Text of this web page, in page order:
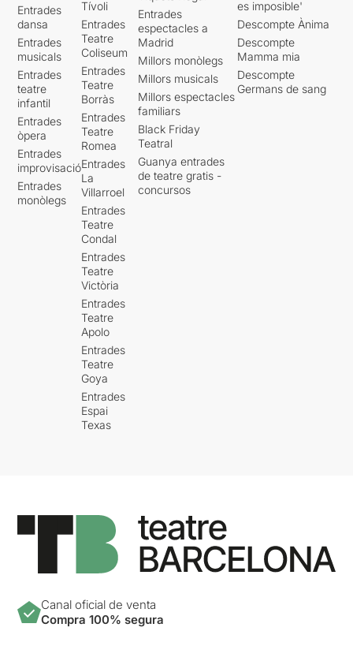
Entrades
dansa
Entrades
musicals
Entrades
teatre
infantil
Entrades
òpera
Entrades
improvisació
Entrades
monòlegs
Tívoli
Entrades
Teatre
Coliseum
Entrades
Teatre
Borràs
Entrades
Teatre
Romea
Entrades
La
Villarroel
Entrades
Teatre
Condal
Entrades
Teatre
Victòria
Entrades
Teatre
Apolo
Entrades
Teatre
Goya
Entrades
Espai
Texas
Entrades
espectacles a
Madrid
Millors monòlegs
Millors musicals
Millors espectacles
familiars
Black Friday
Teatral
Guanya entrades
de teatre gratis -
concursos
es imposible'
Descompte Ànima
Descompte
Mamma mia
Descompte
Germans de sang
Canal oficial de venta
Compra 100% segura